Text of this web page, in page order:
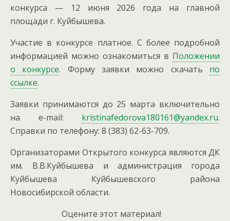
конкурса — 12 июня 2026 года на главной
площади г. Куйбышева.
Участие в конкурсе платное. С более подробной
информацией можно ознакомиться в Положении
о конкурсе. Форму заявки можно скачать по
ссылке.
Заявки принимаются до 25 марта включительно
на e-mail: kristinafedorova180161@yandex.ru.
Справки по телефону: 8 (383) 62-63-709.
Организаторами Открытого конкурса являются ДК
им. B.B.Куйбышева и администрация города
Куйбышева Куйбышевского района
Новосибирской области.
Оцените этот материал!